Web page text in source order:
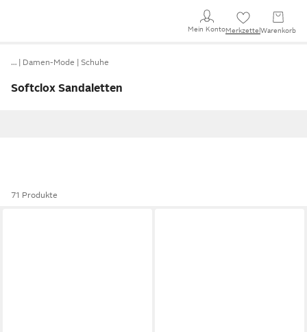
Mein KontoMerkzettel Warenkorb
… Damen-Mode Schuhe
Softclox Sandaletten
71 Produkte